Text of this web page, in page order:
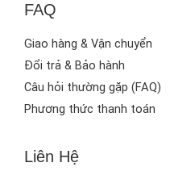
FAQ
Giao hàng & Vận chuyển
Đổi trả & Bảo hành
Câu hỏi thường gặp (FAQ)
Phương thức thanh toán
Liên Hệ